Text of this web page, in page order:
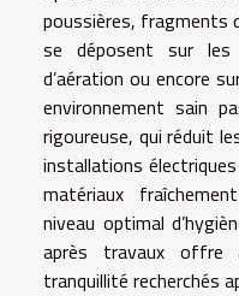
poussières, fragments
se déposent sur les
d’aération ou encore
environnement sain
rigoureuse, qui réduit
installations
matériaux
niveau optimal
après travaux
tranquillité recherchés